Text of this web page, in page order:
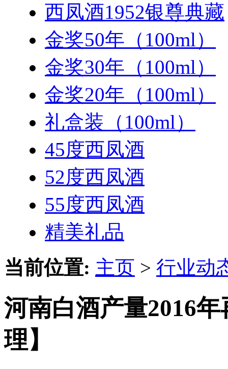
西凤酒1952银尊典藏
金奖50年（100ml）
金奖30年（100ml）
金奖20年（100ml）
礼盒装（100ml）
45度西凤酒
52度西凤酒
55度西凤酒
精美礼品
当前位置: 主页 > 行业动
河南白酒产量2016
理】